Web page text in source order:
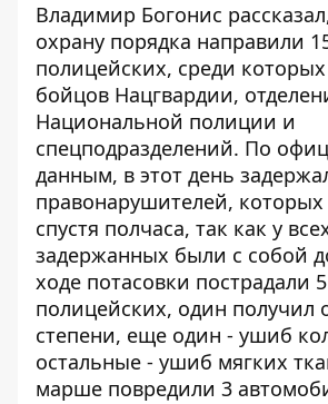
Владимир Богонис
охрану порядка направили
полицейских, среди
бойцов Нацгвардии,
Национальной полиции и
спецподразделений. По
данным, в этот день
правонарушителей, которых
спустя полчаса, так как у
задержанных были с собой
ходе потасовки пострадали 5
полицейских, один получил
степени, еще один - ушиб
остальные - ушиб мягких
марше повредили 3